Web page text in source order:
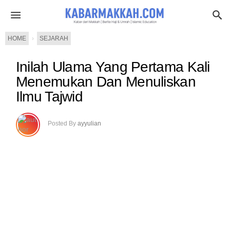
HOME › SEJARAH
Inilah Ulama Yang Pertama Kali
Menemukan Dan Menuliskan
Ilmu Tajwid
Posted By ayyulian